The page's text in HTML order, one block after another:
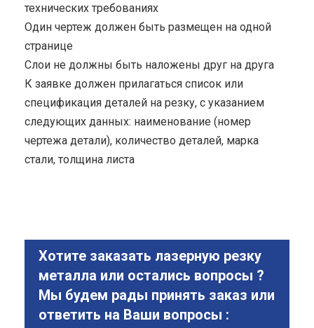
технических требованиях
Один чертеж должен быть размещен на одной
странице
Cлои не должны быть наложены друг на друга
К заявке должен прилагаться список или
спецификация деталей на резку, с указанием
следующих данных: наименование (номер
чертежа детали), количество деталей, марка
стали, толщина листа
Хотите заказать лазерную резку
металла или остались вопросы ?
Мы будем рады принять заказ или
ответить на Ваши вопросы :